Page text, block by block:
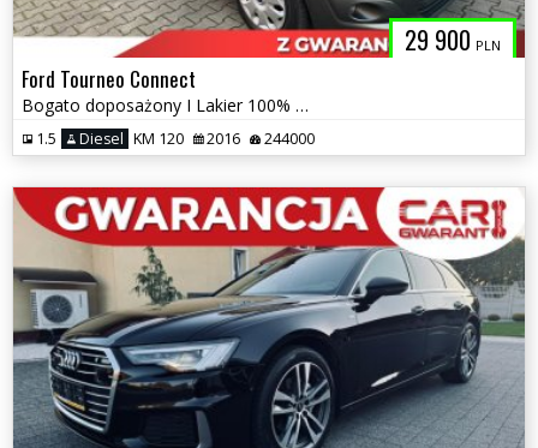
29 900 PLN
Ford Tourneo Connect
Bogato doposażony I Lakier 100% Bezwypadkowy
1.5 Diesel KM 120 2016 244000